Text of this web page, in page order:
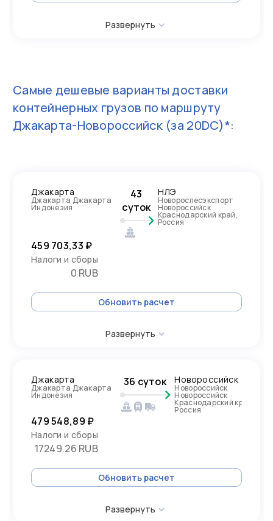
Развернуть
Самые дешевые варианты доставки
контейнерных грузов по маршруту
Джакарта-Новороссийск(за 20DC)*:
Джакарта
Джакарта Джакарта
Индонезия
43
суток
НЛЭ
Новорослесэкспорт
Новороссийск
Краснодарский край,
Россия
459 703,33 ₽
Налоги и сборы
0 RUB
Обновить расчет
Развернуть
Джакарта
Джакарта Джакарта
Индонезия
36 суток Новороссийск
Новороссийск
Новороссийск
Краснодарский край,
Россия
479 548,89 ₽
Налоги и сборы
17249.26 RUB
Обновить расчет
Развернуть